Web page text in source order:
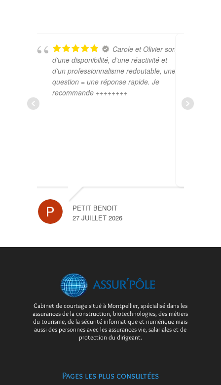
Carole et Olivier sont
d'une disponibilité, d'une réactivité et
d'un professionnalisme redoutable, une
question = une réponse rapide. Je
recommande ++++++++
PETIT BENOIT
27 JUILLET 2026
Cabinet de courtage situé à Montpellier, spécialisé dans les
assurances de la construction, biotechnologies, des métiers
du tourisme, de la sécurité informatique et numérique mais
aussi des personnes avec les assurances vie, salariales et de
protection du dirigeant.
Pages les plus consultées